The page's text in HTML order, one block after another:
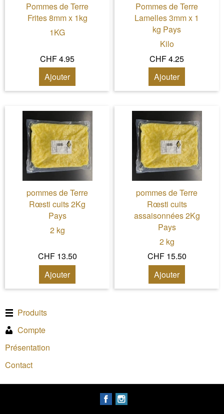
Pommes de Terre
Frites 8mm x 1kg
1KG
CHF 4.95
Ajouter
Pommes de Terre
Lamelles 3mm x 1
kg Pays
Kilo
CHF 4.25
Ajouter
pommes de Terre
Rœsti cuits 2Kg
Pays
2 kg
CHF 13.50
Ajouter
pommes de Terre
Rœsti cuits
assaisonnées 2Kg
Pays
2 kg
CHF 15.50
Ajouter
Produits
Compte
Présentation
Contact